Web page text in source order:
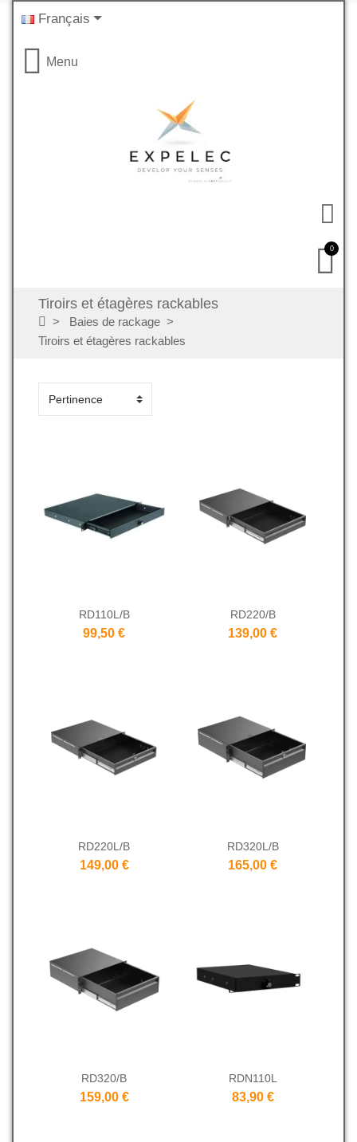
Français
Menu
0
Tiroirs et étagères rackables
Baies de rackage
Tiroirs et étagères rackables
RD110L/B
99,50 €
RD220/B
139,00 €
RD220L/B
149,00 €
RD320L/B
165,00 €
RD320/B
159,00 €
RDN110L
83,90 €